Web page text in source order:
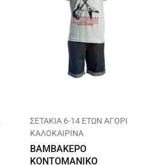
ΣΕΤΑΚΙΑ 6-14 ΕΤΩΝ ΑΓΟΡΙ
ΚΑΛΟΚΑΙΡΙΝΑ
ΒΑΜΒΑΚΕΡΟ
ΚΟΝΤΟΜΑΝΙΚΟ